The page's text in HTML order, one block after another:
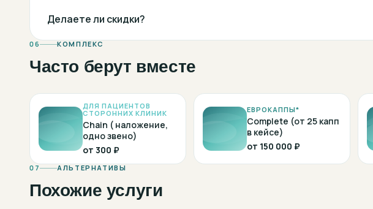
Делаете ли скидки?
06 КОМПЛЕКС
Часто берут вместе
ДЛЯ ПАЦИЕНТОВ
СТОРОННИХ КЛИНИК
Chain ( наложение,
одно звено)
от 300 ₽
ЕВРОКАППЫ*
Complete (от 25 капп
в кейсе)
от 150 000 ₽
07 АЛЬТЕРНАТИВЫ
Похожие услуги